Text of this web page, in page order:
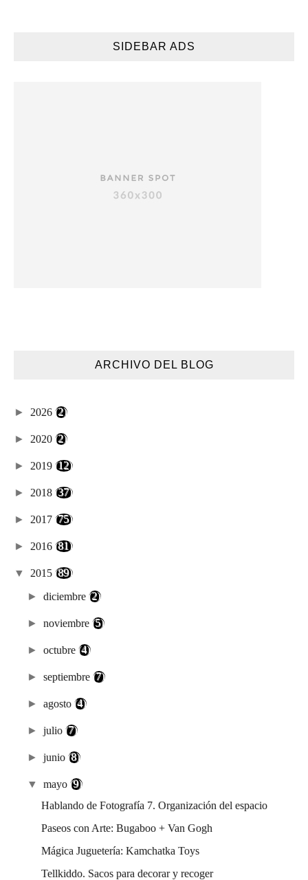
SIDEBAR ADS
ARCHIVO DEL BLOG
► 2026 (2)
► 2020 (2)
► 2019 (12)
► 2018 (37)
► 2017 (75)
► 2016 (81)
▼ 2015 (89)
►diciembre(2)
►noviembre(5)
►octubre(4)
►septiembre(7)
►agosto(4)
►julio(7)
►junio(8)
▼mayo(9)
Hablando de Fotografía 7. Organización del espacio
Paseos con Arte: Bugaboo + Van Gogh
Mágica Juguetería: Kamchatka Toys
Tellkiddo. Sacos para decorar y recoger